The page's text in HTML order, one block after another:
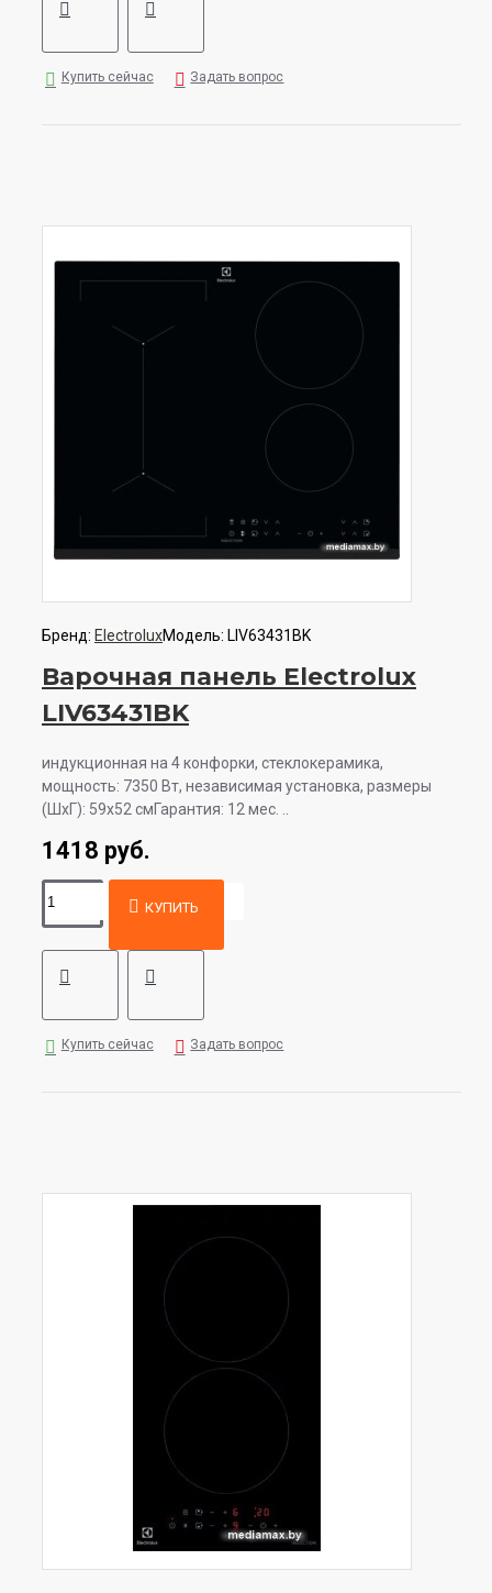
Купить сейчас Задать вопрос
Бренд: ElectroluxМодель: LIV63431BK
Варочная панель Electrolux
LIV63431BK
индукционная на 4 конфорки, cтеклокерамика,
мощность: 7350 Вт, независимая установка, размеры
(ШхГ): 59x52 смГарантия: 12 мес. ..
1418 руб.
КУПИТЬ
Купить сейчас Задать вопрос